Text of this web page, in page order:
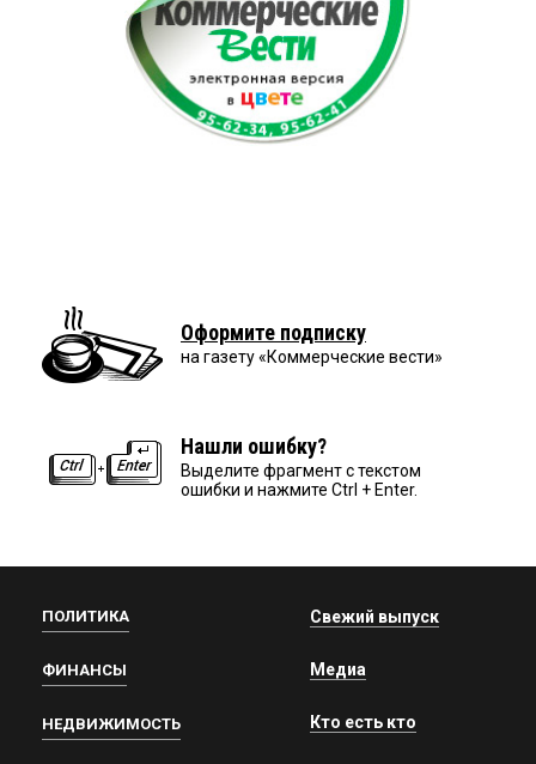
Оформите подписку
на газету «Коммерческие вести»
Нашли ошибку?
Выделите фрагмент с текстом
ошибки и нажмите Ctrl + Enter.
ПОЛИТИКА
ФИНАНСЫ
НЕДВИЖИМОСТЬ
Свежий выпуск
Медиа
Кто есть кто